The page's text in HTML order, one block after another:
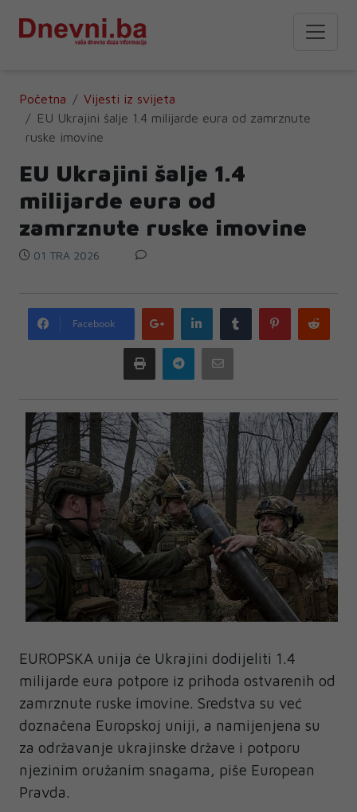
Početna
Vijesti iz svijeta
EU Ukrajini šalje 1.4 milijarde eura od zamrznute
ruske imovine
EU Ukrajini šalje 1.4
milijarde eura od
zamrznute ruske imovine
01 TRA 2026
Facebook
Google
plus
LinkedIn Tumblr Pinterest
Print Telegram
EUROPSKA unija će Ukrajini dodijeliti 1.4
milijarde eura potpore iz prihoda ostvarenih od
zamrznute ruske imovine. Sredstva su već
doznačena Europskoj uniji, a namijenjena su
za održavanje ukrajinske države i potporu
njezinim oružanim snagama, piše European
Pravda.